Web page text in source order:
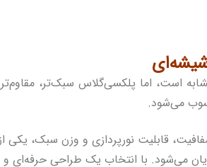
است، اما پلکسی‌گلاس سبک‌تر،
می‌شود.
شفافیت، قابلیت نورپردازی و وزن سبک،
می‌شود. با انتخاب یک طراحی حرفه‌ای و